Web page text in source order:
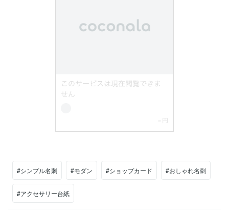
#シンプル名刺 #モダン #ショップカード #おしゃれ名刺
#アクセサリー台紙